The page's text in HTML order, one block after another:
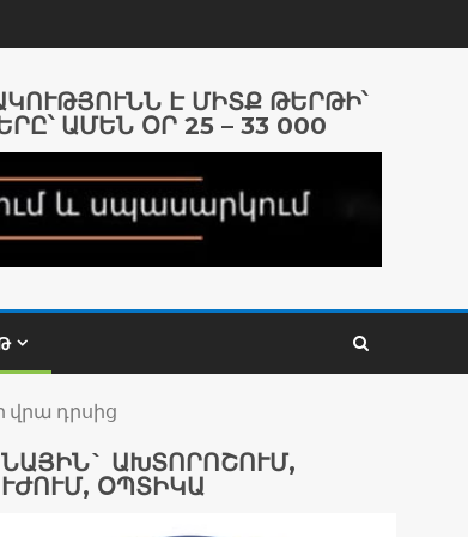
Է ՄԻՏՔ ԹԵՐԹԻ՝
ԱՄԵՆ ՕՐ 25 – 33 000
վրա դրսից
ԱԽՏՈՐՈՇՈՒՄ,
ՕՊՏԻԿԱ